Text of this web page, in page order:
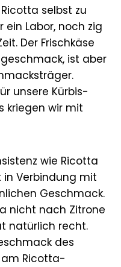
selbst zu
Labor, noch zig
Der Frischkäse
ist aber
unsere Kürbis-
kriegen wir mit
wie Ricotta
Verbindung mit
Geschmack.
nicht nach Zitrone
natürlich recht.
des
Ricotta-